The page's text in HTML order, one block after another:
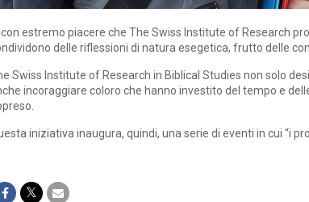
con estremo piacere che The Swiss Institute of Research
delle riflessioni di natura esegetica, frutto delle
Swiss Institute of Research in Biblical Studies non solo
incoraggiare coloro che hanno investito del tempo e
iniziativa inaugura, quindi, una serie di eventi in cui “i